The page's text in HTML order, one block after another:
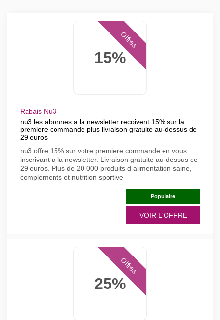
15%
Offres
Rabais Nu3
nu3 les abonnes a la newsletter recoivent 15% sur la
premiere commande plus livraison gratuite au-dessus de
29 euros
nu3 offre 15% sur votre premiere commande en vous
inscrivant a la newsletter. Livraison gratuite au-dessus de
29 euros. Plus de 20 000 produits d alimentation saine,
complements et nutrition sportive
Populaire
VOIR L'OFFRE
25%
Offres